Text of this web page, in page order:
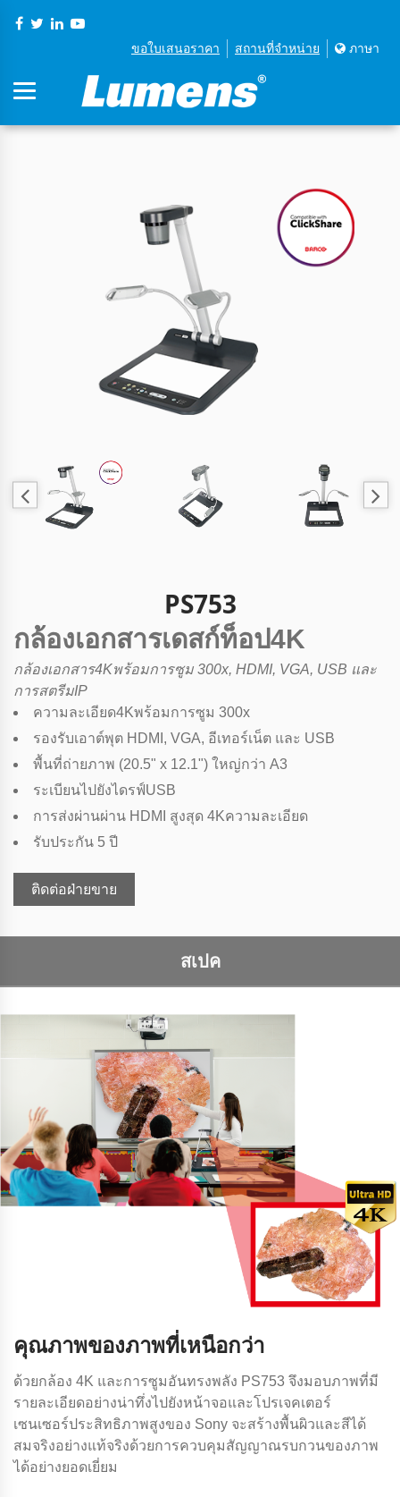
ขอใบเสนอราคา สถานที่จําหน่าย ภาษา
PS753
กล้องเอกสารเดสก์ท็อป4K
กล้องเอกสาร4Kพร้อมการซูม 300x, HDMI, VGA, USB และ
การสตรีมIP
ความละเอียด4Kพร้อมการซูม 300x
รองรับเอาต์พุต HDMI, VGA, อีเทอร์เน็ต และ USB
พื้นที่ถ่ายภาพ (20.5" x 12.1") ใหญ่กว่า A3
ระเบียนไปยังไดรฟ์USB
การส่งผ่านผ่าน HDMI สูงสุด 4Kความละเอียด
รับประกัน 5 ปี
ติดต่อฝ่ายขาย
สเปค
คุณภาพของภาพที่เหนือกว่า
ด้วยกล้อง 4K และการซูมอันทรงพลัง PS753 จึงมอบภาพที่มี
รายละเอียดอย่างน่าทึ่งไปยังหน้าจอและโปรเจคเตอร์
เซนเซอร์ประสิทธิภาพสูงของ Sony จะสร้างพื้นผิวและสีได้
สมจริงอย่างแท้จริงด้วยการควบคุมสัญญาณรบกวนของภาพ
ได้อย่างยอดเยี่ยม